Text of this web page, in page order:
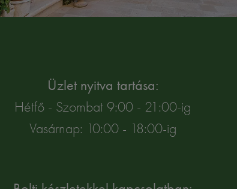
Üzlet nyitva tartása:
Hétfő - Szombat 9:00 - 21:00-ig
Vasárnap: 10:00 - 18:00-ig